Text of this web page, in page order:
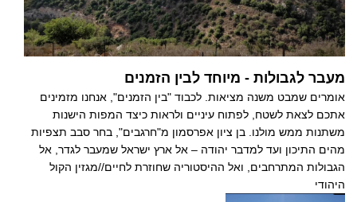
מעבר לגבולות - מיוחד לבין הזמנים
אומרים שמבט משנה מציאות. לכבוד "בין הזמנים", אנחנו מזמינים
אתכם לצאת לשטח, לפתוח עיניים ולראות כיצד המפות הישנות
משתנות ממש מולנו. בן ציון אפרסמון מ"חרגבים", בחר סבב תצפיות
מהים התיכון ועד למדבר יהודה – אל ארץ ישראל שמעבר לגדר, אל
הגבולות המתרחבים, ואל ההיסטוריה שחוזרת לחיים//מגזין הקול
היהודי